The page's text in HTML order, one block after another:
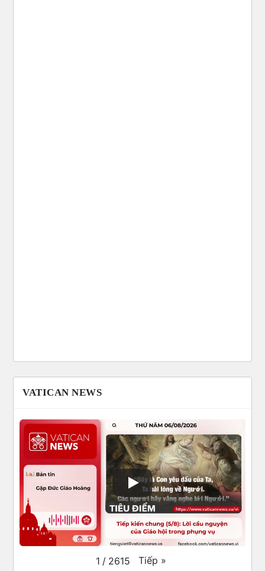
VATICAN NEWS
1 / 2615 Tiếp »